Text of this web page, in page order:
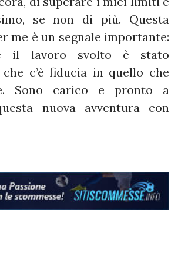
se non di più. Questa
me è un segnale importante:
il lavoro svolto è stato
c’è fiducia in quello che
Sono carico e pronto a
nuova avventura con